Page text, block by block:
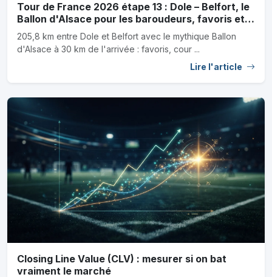
Tour de France 2026 étape 13 : Dole – Belfort, le
Ballon d'Alsace pour les baroudeurs, favoris et
outsiders
205,8 km entre Dole et Belfort avec le mythique Ballon
d'Alsace à 30 km de l'arrivée : favoris, cour ...
Lire l'article
Closing Line Value (CLV) : mesurer si on bat
vraiment le marché